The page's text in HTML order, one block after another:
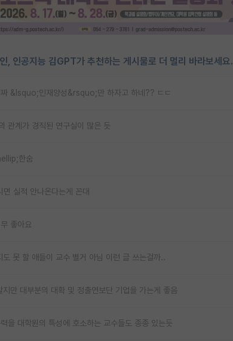
, 인공지능 김GPT가 추천하는 게시물로 더 멀리 바라보세요.
짜 &lsquo;인재양성&rsquo;만 하자고 하네?? ㄷㄷ
관계가 경직된 연구실이 많은 듯
한숨
실적 안나온다는게 꼰대
좋아요
도 못 할 애들이 교수 별거 아님 이런 글 쓰는걸까..
지만 대부분의 대확 및 정출연보단 기업을 가는게 좋음
을 대학원의 특성에 호소하는 교수들도 종종 있는듯